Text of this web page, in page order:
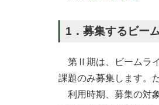
1．募集するビー
第Ⅱ期は、ビームライ
課題のみ募集します。
利用時期、募集の対